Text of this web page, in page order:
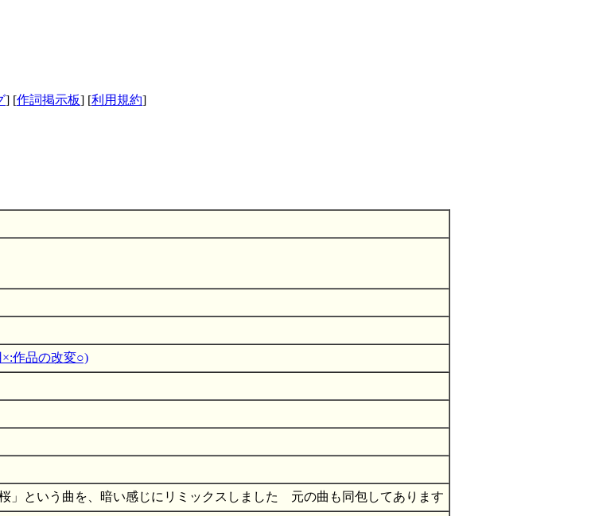
] [作詞掲示板] [利用規約]
作品の改変○)
」という曲を、暗い感じにリミックスしました 元の曲も同包してあります